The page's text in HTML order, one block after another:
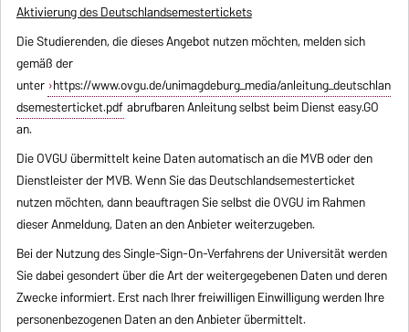
Aktivierung des Deutschlandsemestertickets
Die Studierenden, die dieses Angebot nutzen möchten, melden sich
gemäß der
unter https://www.ovgu.de/unimagdeburg_media/anleitung_deutschlan
dsemesterticket.pdf abrufbaren Anleitung selbst beim Dienst easy.GO
an.
Die OVGU übermittelt keine Daten automatisch an die MVB oder den
Dienstleister der MVB. Wenn Sie das Deutschlandsemesterticket
nutzen möchten, dann beauftragen Sie selbst die OVGU im Rahmen
dieser Anmeldung, Daten an den Anbieter weiterzugeben.
Bei der Nutzung des Single-Sign-On-Verfahrens der Universität werden
Sie dabei gesondert über die Art der weitergegebenen Daten und deren
Zwecke informiert. Erst nach Ihrer freiwilligen Einwilligung werden Ihre
personenbezogenen Daten an den Anbieter übermittelt.